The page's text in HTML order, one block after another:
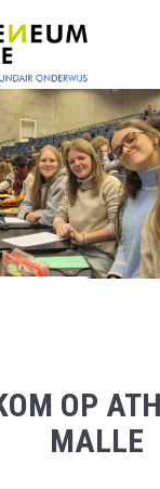
OP
MALLE